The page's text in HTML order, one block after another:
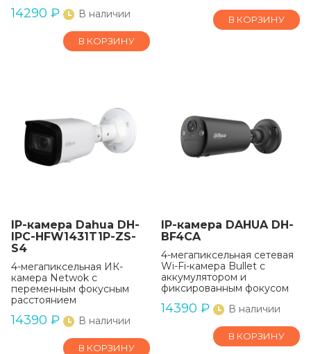
14290 ₽ В наличии
В КОРЗИНУ
В КОРЗИНУ
IP-камера Dahua DH-
IPC-HFW1431T1P-ZS-
S4
4-мегапиксельная ИК-
камера Netwok с
переменным фокусным
расстоянием
14390 ₽ В наличии
В КОРЗИНУ
IP-камера DAHUA DH-
BF4CA
4-мегапиксельная сетевая
Wi-Fi-камера Bullet с
аккумулятором и
фиксированным фокусом
14390 ₽ В наличии
В КОРЗИНУ